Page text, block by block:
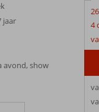
jaar
avond, show
4